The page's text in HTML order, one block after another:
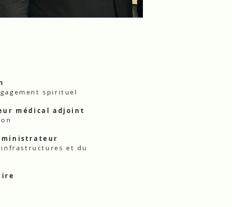
spirituel
médical adjoint
infrastructures et du